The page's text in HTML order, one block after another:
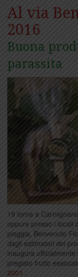
Al via
2016
Buona
parassita
19 torna a
oppure presso i locali
pioggia, Benvenuto
dagli estimatori dei
inaugura
pregiato frutto
2001 .